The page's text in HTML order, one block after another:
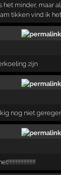
het minder, maar
tikken vind ik
zijn
nog niet